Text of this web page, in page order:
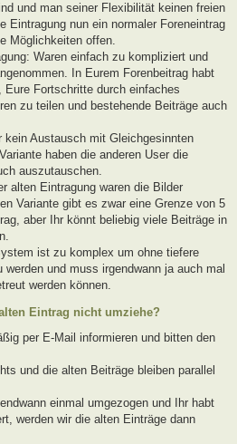
und man seiner Flexibilität keinen freien
Eintragung nun ein normaler Foreneintrag
Möglichkeiten offen.
Waren einfach zu kompliziert und
In Eurem Forenbeitrag habt
Eure Fortschritte durch einfaches
zu teilen und bestehende Beiträge auch
kein Austausch mit Gleichgesinnten
haben die anderen User die
auszutauschen.
alten Eintragung waren die Bilder
Variante gibt es zwar eine Grenze von 5
aber Ihr könnt beliebig viele Beiträge in
ist zu komplex um ohne tiefere
werden und muss irgendwann ja auch mal
werden können.
Eintrag nicht umziehe?
per E-Mail informieren und bitten den
und die alten Beiträge bleiben parallel
einmal umgezogen und Ihr habt
werden wir die alten Einträge dann